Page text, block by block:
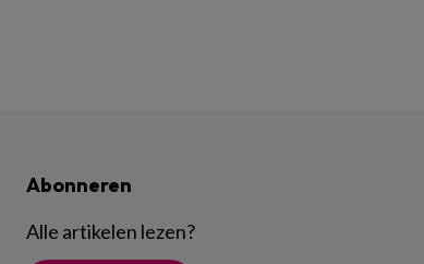
Abonneren
Alle artikelen lezen?